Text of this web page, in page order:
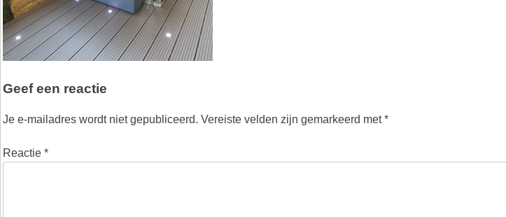
Geef een reactie
Je e-mailadres wordt niet gepubliceerd. Vereiste velden zijn gemarkeerd met*
Reactie *